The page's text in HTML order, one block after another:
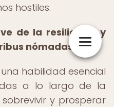
hostiles.
de la resiliencia y
nómadas
habilidad esencial
a lo largo de la
y prosperar